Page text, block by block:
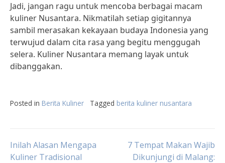
Jadi, jangan ragu untuk mencoba berbagai macam
kuliner Nusantara. Nikmatilah setiap gigitannya
sambil merasakan kekayaan budaya Indonesia yang
terwujud dalam cita rasa yang begitu menggugah
selera. Kuliner Nusantara memang layak untuk
dibanggakan.
Posted in Berita Kuliner Tagged berita kuliner nusantara
Post
Inilah Alasan Mengapa
Kuliner Tradisional
7 Tempat Makan Wajib
Dikunjungi di Malang: